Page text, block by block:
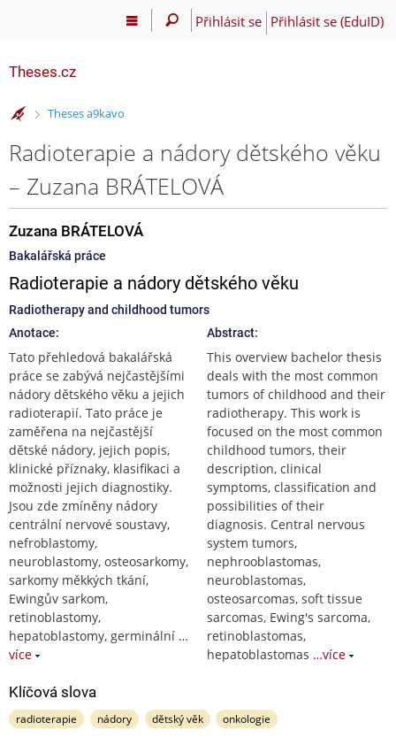
Přihlásit se Přihlásit se (EduID)
Theses.cz
>
Theses a9kavo
Radioterapie a nádory dětského věku
– Zuzana BRÁTELOVÁ
Zuzana BRÁTELOVÁ
Bakalářská práce
Radioterapie a nádory dětského věku
Radiotherapy and childhood tumors
Anotace:
Tato přehledová bakalářská
práce se zabývá nejčastějšími
nádory dětského věku a jejich
radioterapií. Tato práce je
zaměřena na nejčastější
dětské nádory, jejich popis,
klinické příznaky, klasifikaci a
možnosti jejich diagnostiky.
Jsou zde zmíněny nádory
centrální nervové soustavy,
nefroblastomy,
neuroblastomy, osteosarkomy,
sarkomy měkkých tkání,
Ewingův sarkom,
retinoblastomy,
hepatoblastomy, germinální …
více
Abstract:
This overview bachelor thesis
deals with the most common
tumors of childhood and their
radiotherapy. This work is
focused on the most common
childhood tumors, their
description, clinical
symptoms, classification and
possibilities of their
diagnosis. Central nervous
system tumors,
nephrooblastomas,
neuroblastomas,
osteosarcomas, soft tissue
sarcomas, Ewing's sarcoma,
retinoblastomas,
hepatoblastomas …více
Klíčová slova
radioterapie nádory dětský věk onkologie